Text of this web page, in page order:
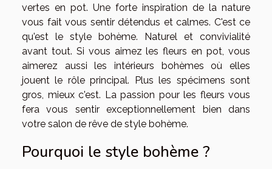
vertes en pot. Une forte inspiration de la nature
vous fait vous sentir détendus et calmes. C'est ce
qu'est le style bohème. Naturel et convivialité
avant tout. Si vous aimez les fleurs en pot, vous
aimerez aussi les intérieurs bohèmes où elles
jouent le rôle principal. Plus les spécimens sont
gros, mieux c'est. La passion pour les fleurs vous
fera vous sentir exceptionnellement bien dans
votre salon de rêve de style bohème.
Pourquoi le style bohème ?